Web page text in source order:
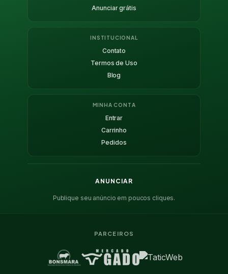
Anunciar grátis
INSTITUCIONAL
Contato
Termos de Uso
Blog
MINHA CONTA
Entrar
Carrinho
Pedidos
ANUNCIAR
Publique seu anúncio em poucos cliques.
PARCEIROS